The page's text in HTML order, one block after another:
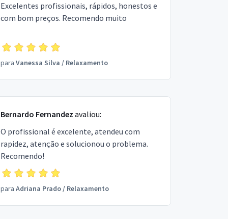
Excelentes profissionais, rápidos, honestos e
com bom preços. Recomendo muito
para Vanessa Silva / Relaxamento
Bernardo Fernandez avaliou:
O profissional é excelente, atendeu com
rapidez, atenção e solucionou o problema.
Recomendo!
para Adriana Prado/ Relaxamento